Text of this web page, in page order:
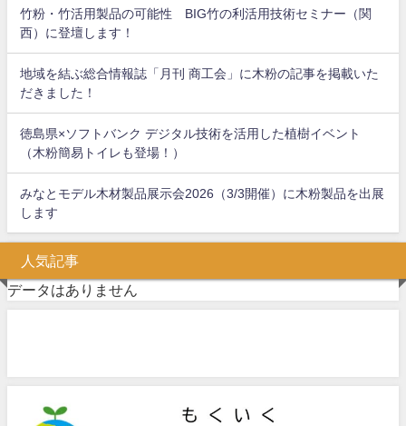
竹粉・竹活用製品の可能性 BIG竹の利活用技術セミナー（関
西）に登壇します！
地域を結ぶ総合情報誌「月刊 商工会」に木粉の記事を掲載いた
だきました！
徳島県×ソフトバンク デジタル技術を活用した植樹イベント
（木粉簡易トイレも登場！）
みなとモデル木材製品展示会2026（3/3開催）に木粉製品を出展
します
人気記事
データはありません